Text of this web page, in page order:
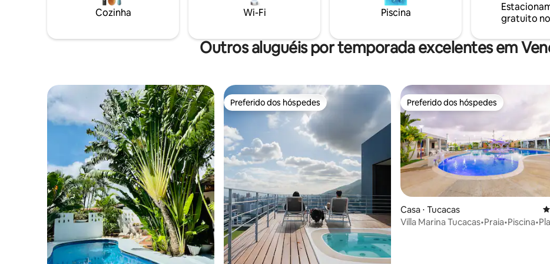
única em Falcón!
neste refúgio único e tranquilo.
Cozinha Wi-Fi Piscina
gratuito
Outros aluguéis por temporada excelentes em
Preferido dos hóspedes
Preferido dos hóspedes Preferido dos hóspedes
Preferido dos hóspedes
Casa ⋅ Tucacas 5
Villa Marina